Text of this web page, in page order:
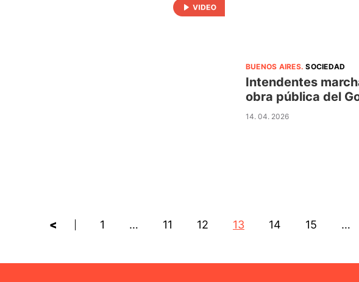
BUENOS AIRES.SOCIEDAD
Intendentes
obra pública del
14. 04. 2026
< 1 … 11 12 13 14 15 …